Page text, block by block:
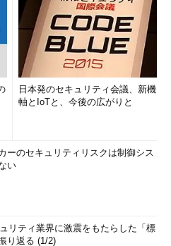
日本発のセキュリティ会議、新機
軸とIoTと、今後の広がりと
ーのセキュリティリスクは制御シス
い
リティ業界に激震をもたらした「標
り返る (1/2)